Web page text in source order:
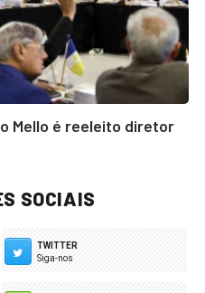
Mello é reeleito diretor
SOCIAIS
TWITTER
Siga-nos